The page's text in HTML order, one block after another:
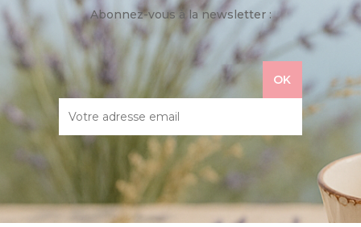
Abonnez-vous à la newsletter :